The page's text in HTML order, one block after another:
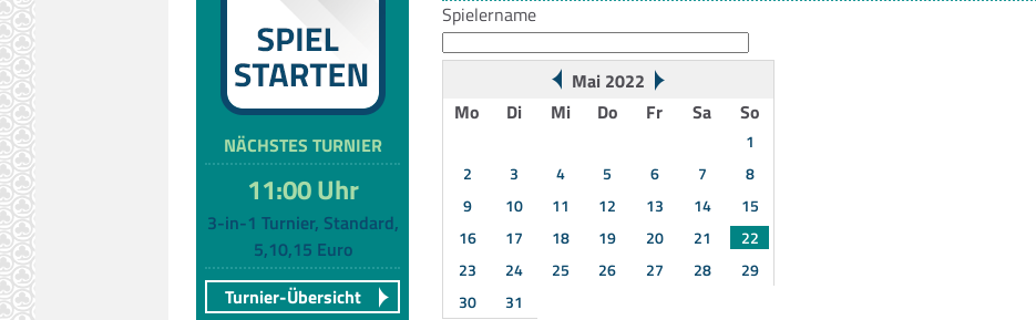
NÄCHSTES TURNIER
11:00 Uhr
3-in-1 Turnier, Standard,
5,10,15 Euro
Turnier-Übersicht
Spielername
Mai 2022
Mo
Di Mi Do Fr Sa So
1
2
3 4 5 6 7
8
9
10 11 12 13 14
15
16
17 18 19 20 21
22
23
24 25 26 27 28
29
30
31